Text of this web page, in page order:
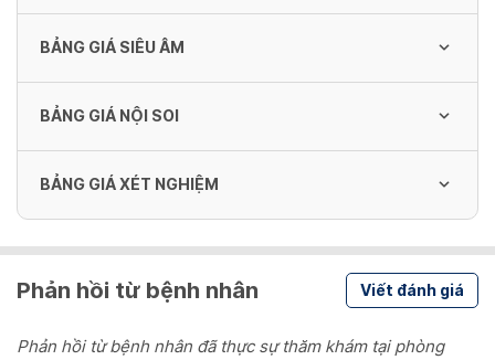
BẢNG GIÁ SIÊU ÂM
SIÊU ÂM BỤNG TỔNG QUÁT
SIÊU ÂM TUYẾN GIÁP
170,000 VND
SIÊU ÂM TUYẾN VÚ
BẢNG GIÁ NỘI SOI
NỘI SOI DẠ DÀY ỐNG MỀM + CLOTEST
1,350,000 VND
BẢNG GIÁ XÉT NGHIỆM
160,000 VND
Phản hồi từ bệnh nhân Viết đánh giá
Phản hồi từ bệnh nhân đã thực sự thăm khám tại phòng